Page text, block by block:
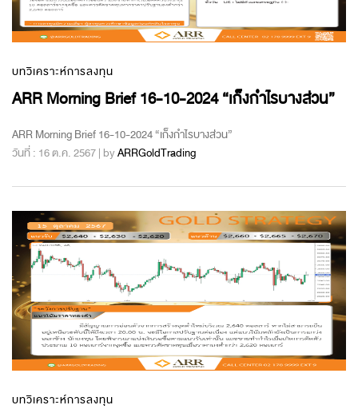
บทวิเคราะห์การลงทุน
ARR Morning Brief 16-10-2024 “เก็งกำไรบางส่วน”
ARR Morning Brief 16-10-2024 “เก็งกำไรบางส่วน”
วันที่ : 16 ต.ค. 2567 | byARRGoldTrading
บทวิเคราะห์การลงทุน